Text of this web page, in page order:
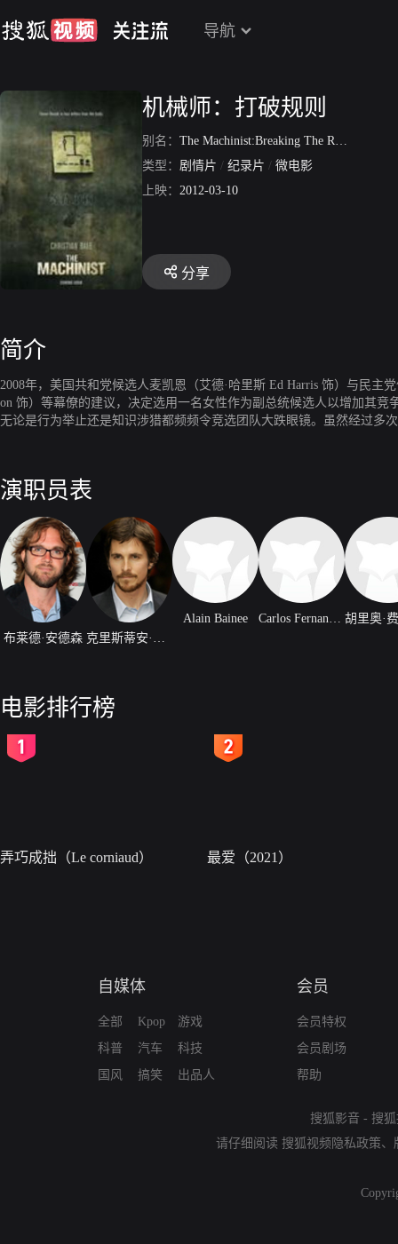
导航
机械师：打破规则
别名： The Machinist:Breaking The Rules
类型： 剧情片 / 纪录片 / 微电影
上映： 2012-03-10
分享
简介
2008年，美国共和党候选人麦凯恩（艾德·哈里斯 Ed Harris 饰）与民主
on 饰）等幕僚的建议，决定选用一名女性作为副总统候选人以增加其竞
无论是行为举止还是知识涉猎都频频令竞选团队大跌眼镜。虽然经过多
演职员表
布莱德·安德森
Alain Bainee Carlos Fernandez
电影排行榜
弄巧成拙（Le corniaud） 最爱（2021）
自媒体
全部
科普
国风
Kpop
汽车
搞笑
游戏
科技
出品人
会员
会员特权
会员剧场
帮助
搜狐影音 - 搜
请仔细阅读 搜狐视频隐私政策、